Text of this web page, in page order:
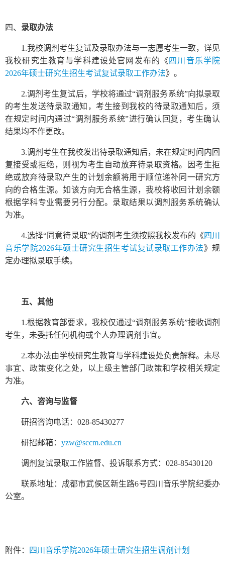
四、 录取办法
1.我校调剂考生复试及录取办法与一志愿考生一致，详见
我校研究生教育与学科建设处官网发布的《 四川音乐学院
2026年硕士研究生招生考试复试录取工作办法》。
2.调剂考生复试后，学校将通过“调剂服务系统”向拟录取
的考生发送待录取通知，考生接到我校的待录取通知后，须
在规定时间内通过“调剂服务系统”进行确认回复，考生确认
结果均不作更改。
3.调剂考生在我校发出待录取通知后，未在规定时间内回
复接受或拒绝，则视为考生自动放弃待录取资格。因考生拒
绝或放弃待录取产生的计划余额将用于顺位递补同一研究方
向的合格生源。如该方向无合格生源，我校将收回计划余额
根据学科专业需要另行分配。录取结果以调剂服务系统确认
为准。
4.选择“同意待录取”的调剂考生须按照我校发布的《四川
音乐学院2026年硕士研究生招生考试复试录取工作办法》规
定办理拟录取手续。
五、其他
1.根据教育部要求，我校仅通过“调剂服务系统”接收调剂
考生，未委托任何机构或个人办理调剂事宜。
2.本办法由学校研究生教育与学科建设处负责解释。未尽
事宜、政策变化之处，以上级主管部门政策和学校相关规定
为准。
六、咨询与监督
研招咨询电话：028-85430277
研招邮箱： yzw@sccm.edu.cn
调剂复试录取工作监督、投诉联系方式：028-85430120
联系地址：成都市武侯区新生路6号四川音乐学院纪委办
公室。
附件： 四川音乐学院2026年硕士研究生招生调剂计划